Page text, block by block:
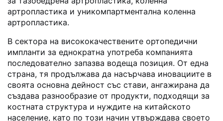
артропластика и уникомпартментална коленна
артропластика.
В сектора на висококачествените ортопедични
импланти за еднократна употреба компанията
последователно запазва водеща позиция. От една
страна, тя продължава да насърчава иновациите в
своята основна дейност със стави, ангажирана да
създава разнообразие от продукти, подходящи за
костната структура и нуждите на китайското
население, като по този начин утвърждава своето